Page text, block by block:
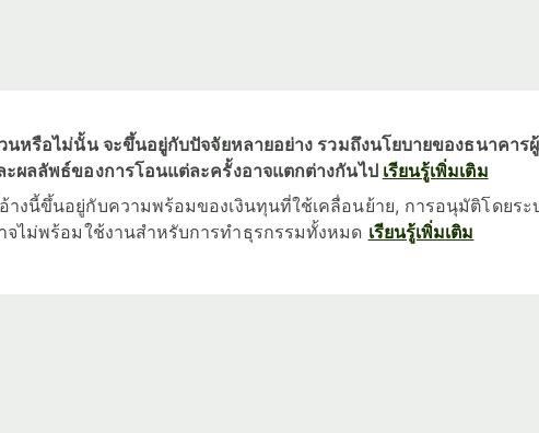
นหรือไม่นั้น จะขึ้นอยู่กับปัจจัยหลายอย่าง รวมถึงนโยบายของธนาคา
ะผลลัพธ์ของการโอนแต่ละครั้งอาจแตกต่างกันไป เรียนรู้เพิ่มเติม
างนี้ขึ้นอยู่กับความพร้อมของเงินทุนที่ใช้เคลื่อนย้าย, การอนุมัติโดย
จไม่พร้อมใช้งานสำหรับการทำธุรกรรมทั้งหมด เรียนรู้เพิ่มเติม